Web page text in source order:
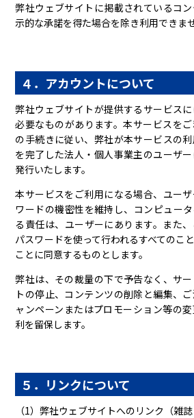
弊社ウェブサイトに掲載されているコ
示的な承諾を得た場合を除き利用できませ
４．アカウントについて
弊社ウェブサイトが提供するサービス
必要なものがあります。本サービスを
の手続きに従い、弊社が本サービスの
を完了した法人・個人事業主のユーザ
発行いたします。
本サービスをご利用になる場合、ユー
ワードの機密性を維持し、コンピュー
る責任は、ユーザーにあります。また
パスワードを使って行われるすべてのこ
ことに同意するものとします。
弊社は、その裁量の下で予告なく、サ
トの停止、コンテンツの削除と編集、
ャンペーンまたはプロモーション等の
利を留保します。
５．リンクについて
（1）弊社ウェブサイトへのリンク（雑